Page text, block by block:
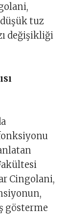
tuz
değişikliği
Cingolani,
gösterme